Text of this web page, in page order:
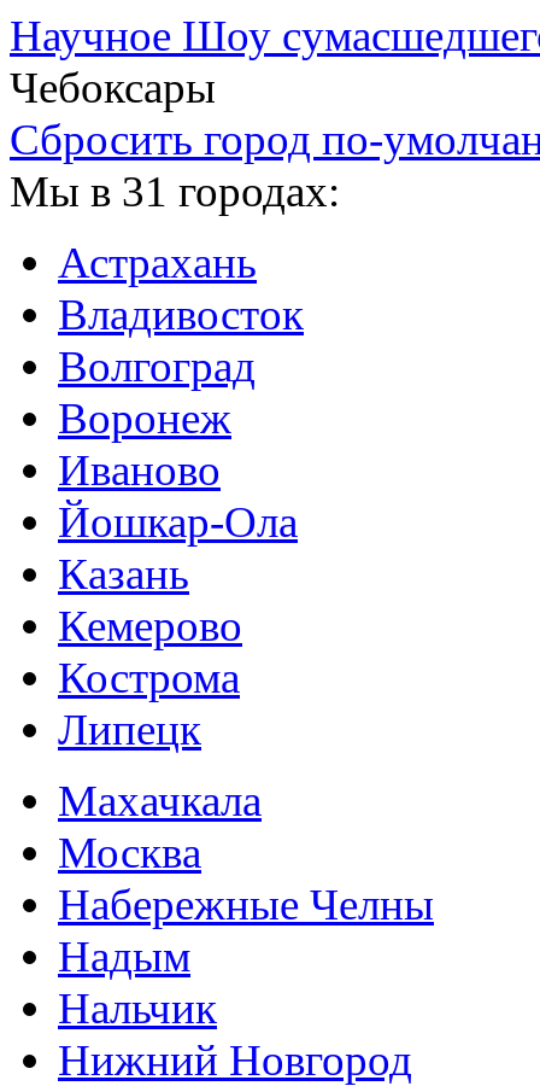
Научное Шоу
Чебоксары
Сбросить город по-
Мы в 31 городах:
Астрахань
Владивосток
Волгоград
Воронеж
Иваново
Йошкар-Ола
Казань
Кемерово
Кострома
Липецк
Махачкала
Москва
Набережные Челны
Надым
Нальчик
Нижний Новгород